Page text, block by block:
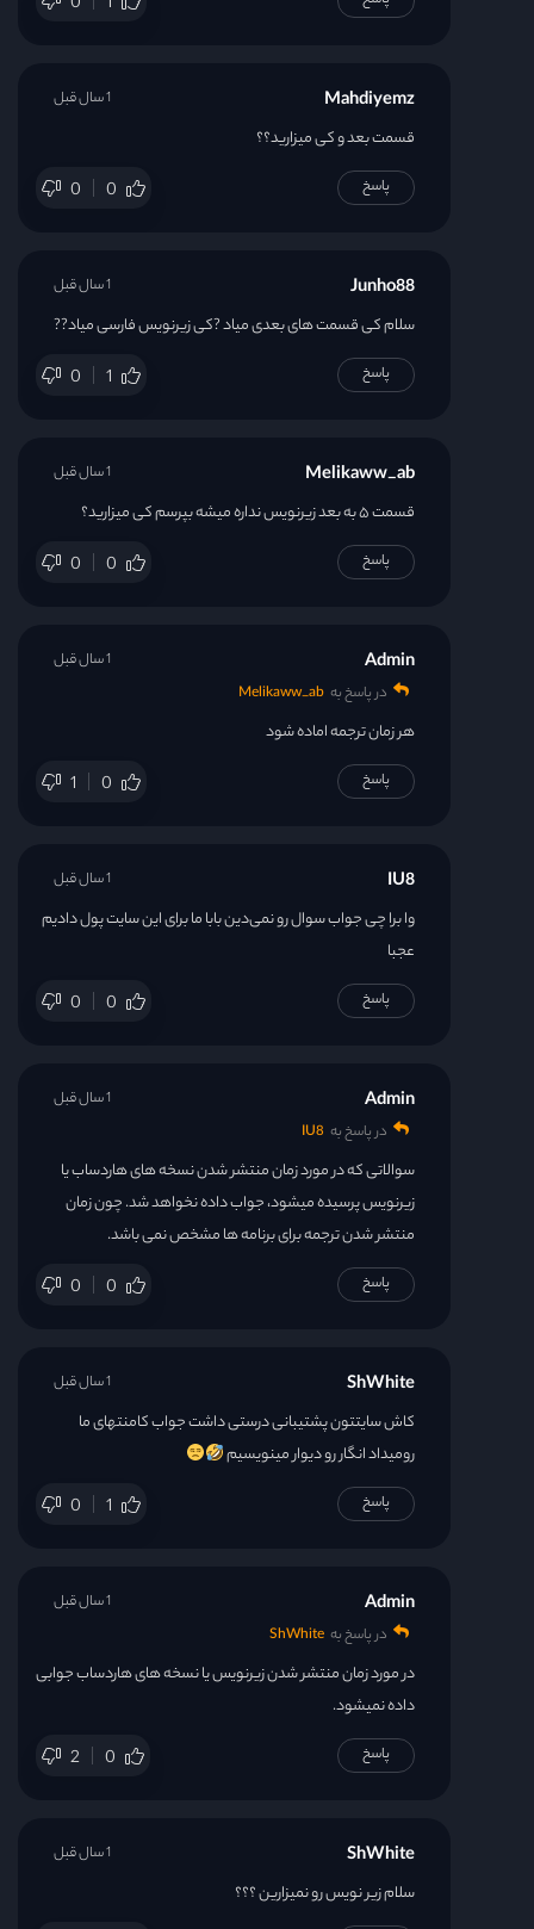
Mahdiyemz
قسمت بعد و کی میزارید؟؟
0 0
1 سال قبل
پاسخ
Junho88
سلام کی قسمت های بعدی میاد ?کی زیرنویس فارسی میاد??
0 1
1 سال قبل
پاسخ
Melikaww_ab
قسمت ۵ به بعد زیرنویس نداره میشه بپرسم کی میزارید؟
0 0
1 سال قبل
پاسخ
Admin
در پاسخ به Melikaww_ab
هر زمان ترجمه اماده شود
1 0
1 سال قبل
پاسخ
IU8
وا برا چی جواب سوال رو نمی‌دین بابا ما برای این سایت پول دادیم
عجبا
0 0
1 سال قبل
پاسخ
Admin
در پاسخ به IU8
سوالاتی که در مورد زمان منتشر شدن نسخه های هاردساب یا
زیرنویس پرسیده میشود، جواب داده نخواهد شد. چون زمان
منتشر شدن ترجمه برای برنامه ها مشخص نمی باشد.
0 0
1 سال قبل
پاسخ
ShWhite
کاش سایتتون پشتیبانی درستی داشت جواب کامنتهای ما
رو‌میداد انگار رو‌ دیوار مینویسیم
0 1
1 سال قبل
پاسخ
Admin
در پاسخ به ShWhite
در مورد زمان منتشر شدن زیرنویس یا نسخه های هاردساب جوابی
داده نمیشود.
2 0
1 سال قبل
پاسخ
ShWhite
سلام زیر نویس رو نمیزارین ؟؟؟
1 سال قبل